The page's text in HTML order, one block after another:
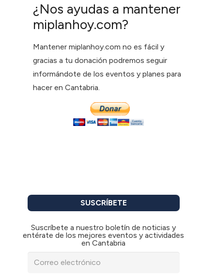
¿Nos ayudas a mantener
miplanhoy.com?
Mantener miplanhoy.com no es fácil y
gracias a tu donación podremos seguir
informándote de los eventos y planes para
hacer en Cantabria.
SUSCRÍBETE
Suscríbete a nuestro boletín de noticias y
entérate de los mejores eventos y actividades
en Cantabria